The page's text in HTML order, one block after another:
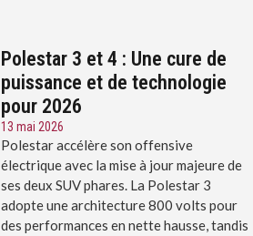
Polestar 3 et 4 : Une cure de
puissance et de technologie
pour 2026
13 mai 2026
Polestar accélère son offensive
électrique avec la mise à jour majeure de
ses deux SUV phares. La Polestar 3
adopte une architecture 800 volts pour
des performances en nette hausse, tandis